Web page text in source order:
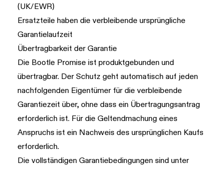
(UK/EWR)
Ersatzteile haben die verbleibende ursprüngliche
Garantielaufzeit
Übertragbarkeit der Garantie
Die Bootle Promise ist produktgebunden und
übertragbar. Der Schutz geht automatisch auf jeden
nachfolgenden Eigentümer für die verbleibende
Garantiezeit über, ohne dass ein Übertragungsantrag
erforderlich ist. Für die Geltendmachung eines
Anspruchs ist ein Nachweis des ursprünglichen Kaufs
erforderlich.
Die vollständigen Garantiebedingungen sind unter